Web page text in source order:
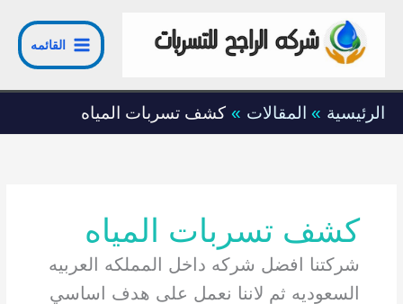
المحتوى
القائمه
الرئيسية المقالات كشف تسربات المياه
كشف تسربات المياه
شركتنا افضل شركه داخل المملكه العربيه
السعوديه ثم لاننا نعمل على هدف اساسي